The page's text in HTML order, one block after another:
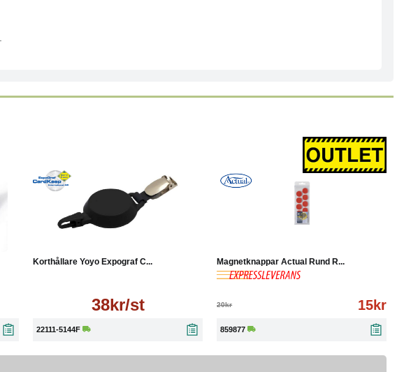
Korthållare Yoyo Expograf C...
38kr/st
22111-5144F
Magnetknappar Actual Rund R...
20kr 15kr
859877